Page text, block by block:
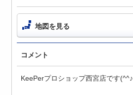
地図を見る
コメント
KeePerプロショップ西宮店です(^^♪